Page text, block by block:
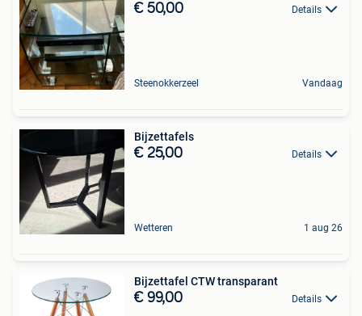
€ 50,00 Details
Steenokkerzeel Vandaag
Bijzettafels
€ 25,00 Details
Wetteren 1 aug 26
Bijzettafel CTW transparant
€ 99,00 Details